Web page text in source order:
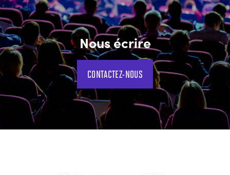
Nous écrire
CONTACTEZ-NOUS